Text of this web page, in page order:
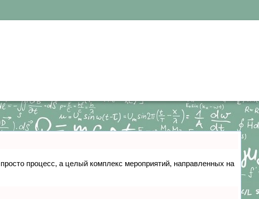
процесс, а целый комплекс мероприятий, направленных на